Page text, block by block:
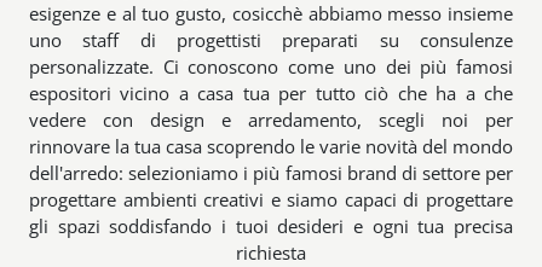
esigenze e al tuo gusto, cosicchè abbiamo messo insieme
uno staff di progettisti preparati su consulenze
personalizzate. Ci conoscono come uno dei più famosi
espositori vicino a casa tua per tutto ciò che ha a che
vedere con design e arredamento, scegli noi per
rinnovare la tua casa scoprendo le varie novità del mondo
dell'arredo: selezioniamo i più famosi brand di settore per
progettare ambienti creativi e siamo capaci di progettare
gli spazi soddisfando i tuoi desideri e ogni tua precisa
richiesta